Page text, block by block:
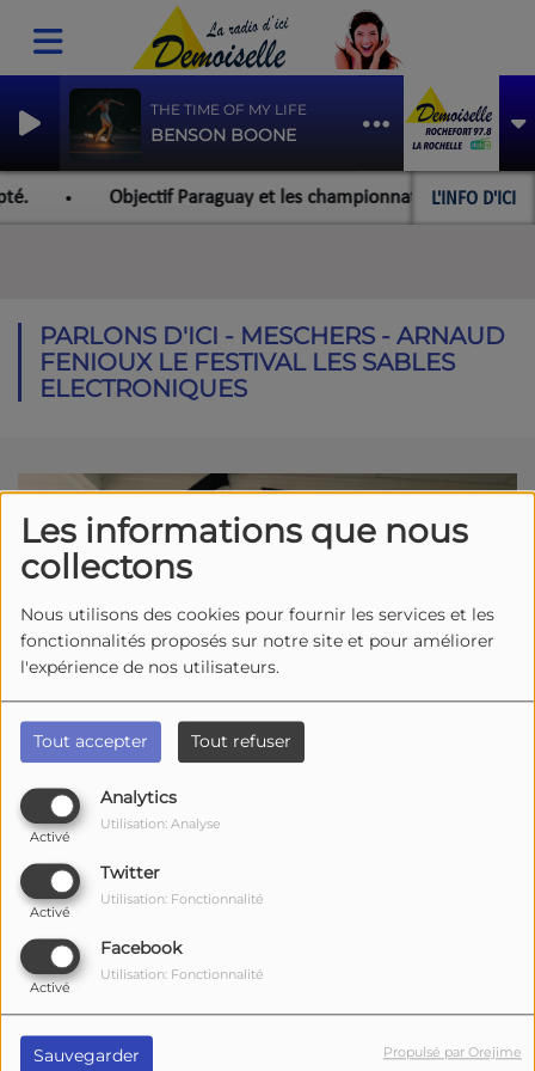
Les informations que nous
collectons
Nous utilisons des cookies pour fournir les services et les
fonctionnalités proposés sur notre site et pour améliorer
l'expérience de nos utilisateurs.
Tout accepter Tout refuser
Analytics
Activé
Utilisation: Analyse
Twitter
Activé
Utilisation: Fonctionnalité
Facebook
Activé
Utilisation: Fonctionnalité
Sauvegarder Propulsé par Orejime
THE TIME OF MY LIFE
BENSON BOONE
L'INFO D'ICI
Objectif Paraguay et les championnats du monde
PARLONS D'ICI - MESCHERS - ARNAUD
FENIOUX LE FESTIVAL LES SABLES
ELECTRONIQUES
1270 vues
Écouter le podcast
Dans Parlons d’Ici,Michaël Condom
Fenioux
Vergnes à Meschers-sur-Gironde.